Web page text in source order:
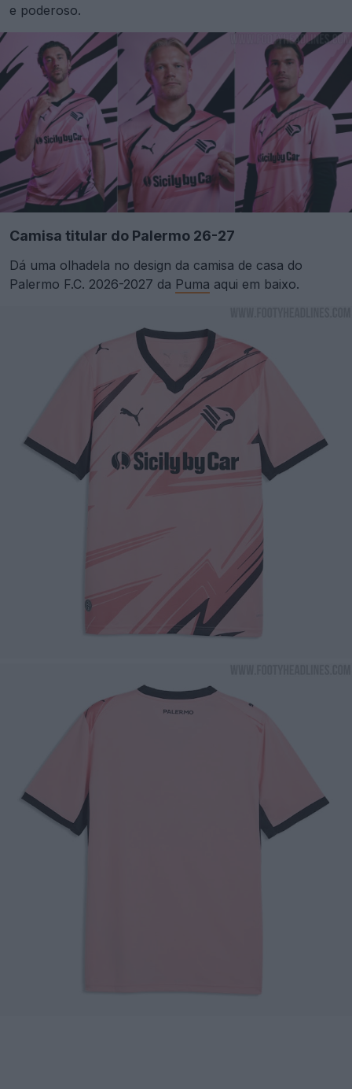
e poderoso.
Camisa titular do Palermo 26-27
Dá uma olhadela no design da camisa de casa do
Palermo F.C. 2026-2027 da Puma aqui em baixo.